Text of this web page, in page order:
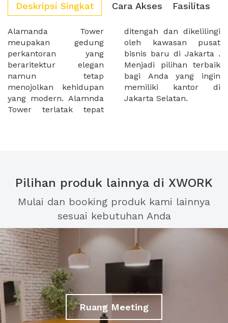
Deskripsi Singkat Cara Akses Fasilitas
Alamanda Tower
meupakan gedung
perkantoran yang
beraritektur elegan
namun tetap
menojolkan kehidupan
yang modern. Alamnda
Tower terlatak tepat
ditengah dan dikelilingi
oleh kawasan pusat
bisnis baru di Jakarta .
Menjadi pilihan terbaik
bagi Anda yang ingin
memiliki kantor di
Jakarta Selatan.
Pilihan produk lainnya di XWORK
Mulai dan booking produk kami lainnya
sesuai kebutuhan Anda
Ruang Meeting